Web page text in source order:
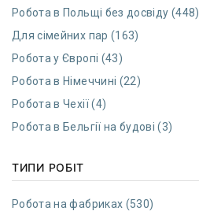
Робота в Польщі без досвіду (448)
Для сімейних пар (163)
Робота у Європі (43)
Робота в Німеччині (22)
Робота в Чехії (4)
Робота в Бельгії на будові (3)
ТИПИ РОБІТ
Робота на фабриках (530)